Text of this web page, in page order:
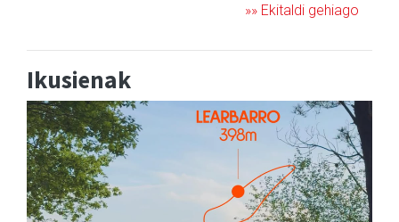
»» Ekitaldi gehiago
Ikusienak